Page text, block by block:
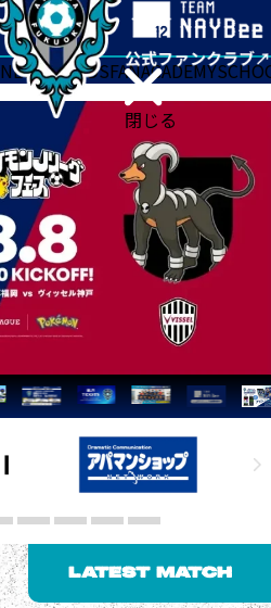
閉じる
NEWSGOODSFANACADEMY
LATEST MATCH